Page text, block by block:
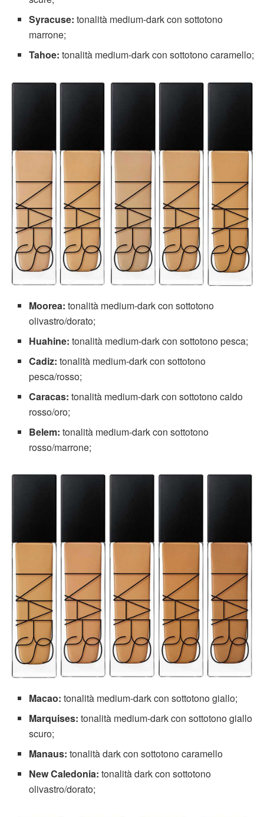
Syracuse: tonalità medium-dark con sottotono
marrone;
Tahoe: tonalità medium-dark con sottotono caramello;
Moorea: tonalità medium-dark con sottotono
olivastro/dorato;
Huahine: tonalità medium-dark con sottotono pesca;
Cadiz: tonalità medium-dark con sottotono
pesca/rosso;
Caracas: tonalità medium-dark con sottotono caldo
rosso/oro;
Belem: tonalità medium-dark con sottotono
rosso/marrone;
Macao: tonalità medium-dark con sottotono giallo;
Marquises: tonalità medium-dark con sottotono giallo
scuro;
Manaus: tonalità dark con sottotono caramello
New Caledonia: tonalità dark con sottotono
olivastro/dorato;